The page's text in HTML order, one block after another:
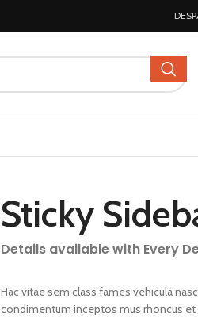
Sticky
Details available with Every
Hac vitae sem class fames vehicula
condimentum inceptos mus rhoncus et